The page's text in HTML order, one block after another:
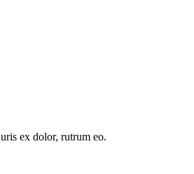
ex dolor, rutrum eo.